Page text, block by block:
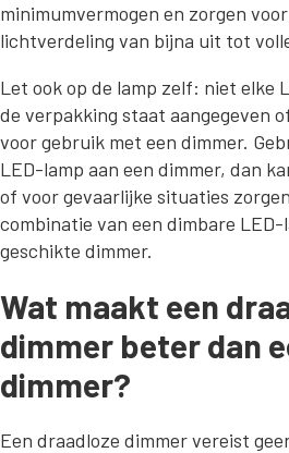
minimumvermogen en zorgen
lichtverdeling van bijna uit tot
Let ook op de lamp zelf: niet elke
de verpakking staat aangegeven
voor gebruik met een dimmer.
LED-lamp aan een dimmer, dan
of voor gevaarlijke situaties
combinatie van een dimbare LED-
geschikte dimmer.
Wat maakt een
dimmer beter dan
dimmer?
Een draadloze dimmer vereist